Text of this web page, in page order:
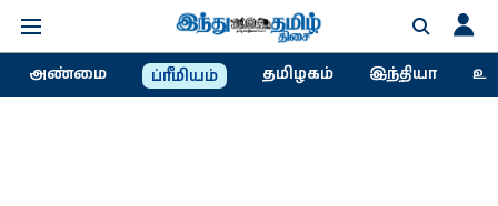
அண்மை ப்ரீமியம் தமிழகம் இந்தியா